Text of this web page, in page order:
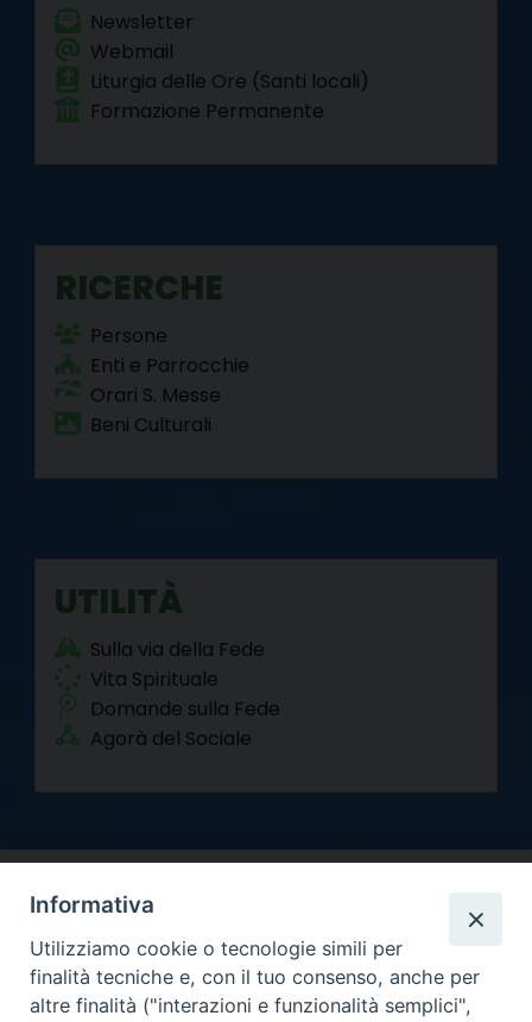
Newsletter
Webmail
Liturgia delle Ore (Santi locali)
Formazione Permanente
RICERCHE
Persone
Enti e Parrocchie
Orari S. Messe
Beni Culturali
UTILITÀ
Sulla via della Fede
Vita Spirituale
Domande sulla Fede
Agorà del Sociale
Arcidiocesi di Torino
Informativa
Utilizziamo cookie o tecnologie simili per
finalità tecniche e, con il tuo consenso, anche per
altre finalità ("interazioni e funzionalità semplici",